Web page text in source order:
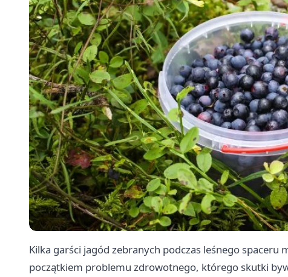
Kilka garści jagód zebranych podczas leśnego spaceru
początkiem problemu zdrowotnego, którego skutki